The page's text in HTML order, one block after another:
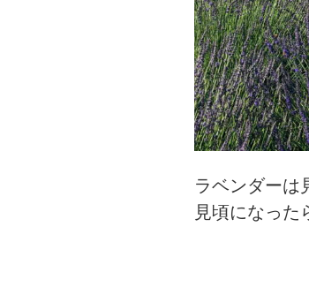
ラベンダーは
見頃になった